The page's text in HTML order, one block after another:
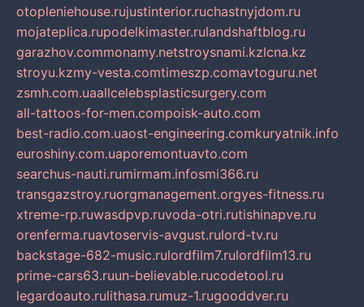
otopleniehouse.rujustinterior.ruchastnyjdom.ru
mojateplica.rupodelkimaster.rulandshaftblog.ru
garazhov.commonamy.netstroysnami.kzlcna.kz
stroyu.kzmy-vesta.comtimeszp.comavtoguru.net
zsmh.com.uaallcelebsplasticsurgery.com
all-tattoos-for-men.compoisk-auto.com
best-radio.com.uaost-engineering.comkuryatnik.info
euroshiny.com.uaporemontuavto.com
searchus-nauti.rumirmam.infosmi366.ru
transgazstroy.ruorgmanagement.orgyes-fitness.ru
xtreme-rp.ruwasdpvp.ruvoda-otri.rutishinapve.ru
orenferma.ruavtoservis-avgust.rulord-tv.ru
backstage-682-music.rulordfilm7.rulordfilm13.ru
prime-cars63.ruun-believable.rucodetool.ru
legardoauto.rulithasa.rumuz-1.rugooddver.ru